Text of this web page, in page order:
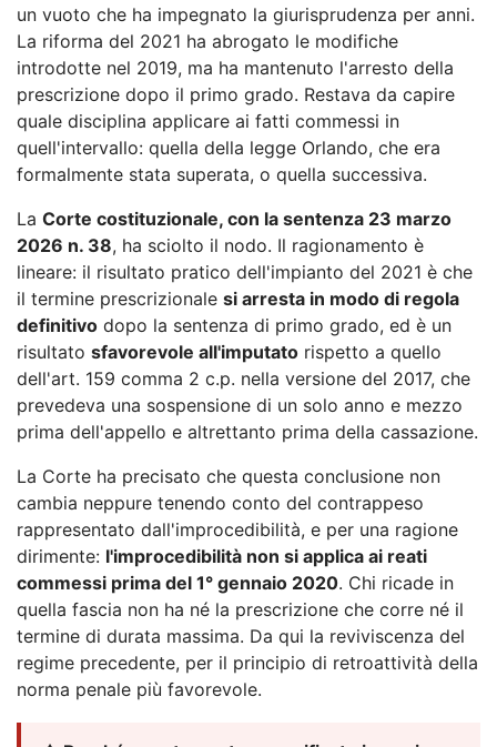
un vuoto che ha impegnato la giurisprudenza per anni.
La riforma del 2021 ha abrogato le modifiche
introdotte nel 2019, ma ha mantenuto l'arresto della
prescrizione dopo il primo grado. Restava da capire
quale disciplina applicare ai fatti commessi in
quell'intervallo: quella della legge Orlando, che era
formalmente stata superata, o quella successiva.
La Corte costituzionale, con la sentenza 23 marzo
2026 n. 38, ha sciolto il nodo. Il ragionamento è
lineare: il risultato pratico dell'impianto del 2021 è che
il termine prescrizionale si arresta in modo di regola
definitivo dopo la sentenza di primo grado, ed è un
risultato sfavorevole all'imputato rispetto a quello
dell'art. 159 comma 2 c.p. nella versione del 2017, che
prevedeva una sospensione di un solo anno e mezzo
prima dell'appello e altrettanto prima della cassazione.
La Corte ha precisato che questa conclusione non
cambia neppure tenendo conto del contrappeso
rappresentato dall'improcedibilità, e per una ragione
dirimente: l'improcedibilità non si applica ai reati
commessi prima del 1° gennaio 2020. Chi ricade in
quella fascia non ha né la prescrizione che corre né il
termine di durata massima. Da qui la reviviscenza del
regime precedente, per il principio di retroattività della
norma penale più favorevole.